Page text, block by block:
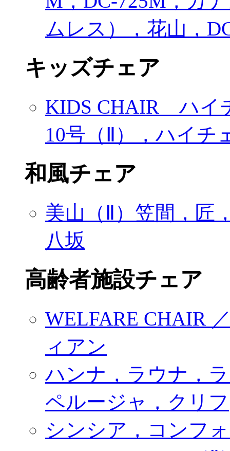
ムレス），花山，
キッズチェア
KIDS CHAIR ハイ
10号（Ⅱ），ハイチ
和風チェア
美山（Ⅱ）笠間，匠
八坂
高齢者施設チェア
WELFARE CHAIR
ィアン
ハンナ，ラウナ，
ペルージャ，クリフ
シンシア，コンフ